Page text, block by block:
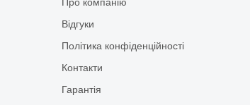
Про компанію
Відгуки
Політика конфіденційності
Контакти
Гарантія